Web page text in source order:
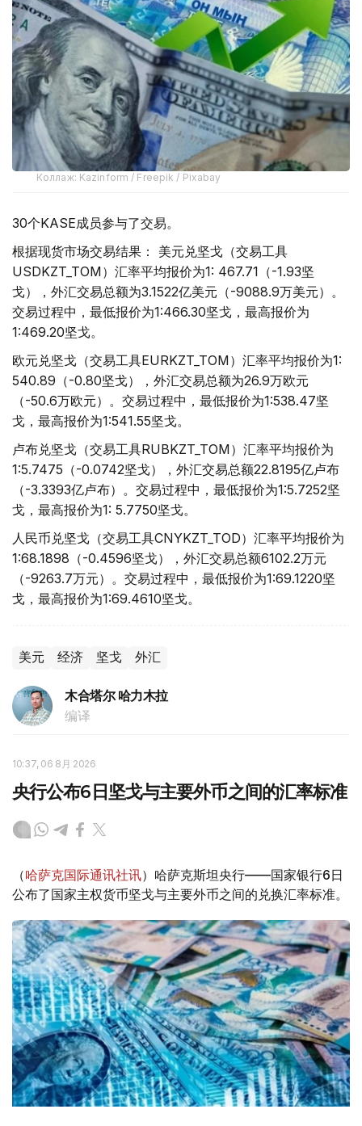
Коллаж: Kazinform / Freepik / Pixabay
30个KASE成员参与了交易。
根据现货市场交易结果： 美元兑坚戈（交易工具
USDKZT_TOM）汇率平均报价为1: 467.71（-1.93坚
戈），外汇交易总额为3.1522亿美元（-9088.9万美元）。
交易过程中，最低报价为1:466.30坚戈，最高报价为
1:469.20坚戈。
欧元兑坚戈（交易工具EURKZT_TOM）汇率平均报价为1:
540.89（-0.80坚戈），外汇交易总额为26.9万欧元
（-50.6万欧元）。交易过程中，最低报价为1:538.47坚
戈，最高报价为1:541.55坚戈。
卢布兑坚戈（交易工具RUBKZT_TOM）汇率平均报价为
1:5.7475（-0.0742坚戈），外汇交易总额22.8195亿卢布
（-3.3393亿卢布）。交易过程中，最低报价为1:5.7252坚
戈，最高报价为1: 5.7750坚戈。
人民币兑坚戈（交易工具CNYKZT_TOD）汇率平均报价为
1:68.1898（-0.4596坚戈），外汇交易总额6102.2万元
（-9263.7万元）。交易过程中，最低报价为1:69.1220坚
戈，最高报价为1:69.4610坚戈。
美元 经济 坚戈 外汇
木合塔尔 哈力木拉
编译
10:37, 06 8月 2026
央行公布6日坚戈与主要外币之间的汇率标准
（哈萨克国际通讯社讯）哈萨克斯坦央行——国家银行6日
公布了国家主权货币坚戈与主要外币之间的兑换汇率标准。